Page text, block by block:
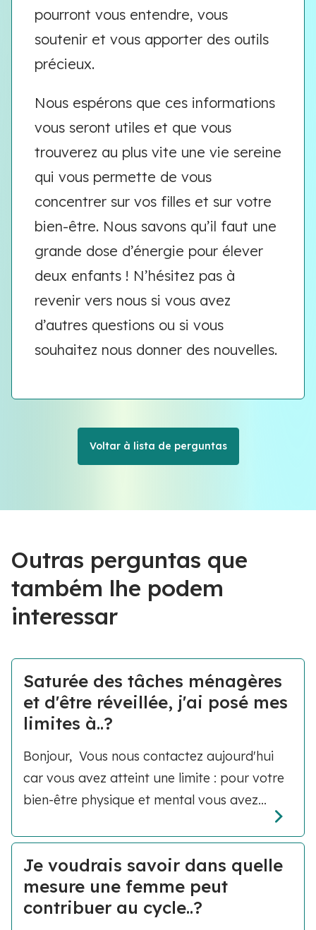
pourront vous entendre, vous
soutenir et vous apporter des outils
précieux.
Nous espérons que ces informations
vous seront utiles et que vous
trouverez au plus vite une vie sereine
qui vous permette de vous
concentrer sur vos filles et sur votre
bien-être. Nous savons qu’il faut une
grande dose d’énergie pour élever
deux enfants ! N’hésitez pas à
revenir vers nous si vous avez
d’autres questions ou si vous
souhaitez nous donner des nouvelles.
Voltar à lista de perguntas
Outras perguntas que
também lhe podem
interessar
Saturée des tâches ménagères
et d'être réveillée, j'ai posé mes
limites à..?
Bonjour, Vous nous contactez aujourd'hui
car vous avez atteint une limite : pour votre
bien-être physique et mental vous avez...
Je voudrais savoir dans quelle
mesure une femme peut
contribuer au cycle..?